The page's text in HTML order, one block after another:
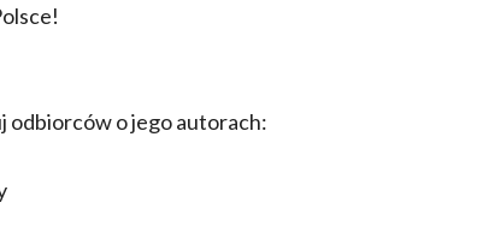
odbiorców o jego autorach: